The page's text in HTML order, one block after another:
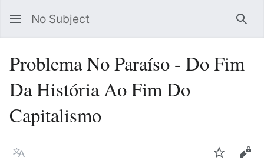
No Subject
Problema No Paraí­so - Do Fim
Da História Ao Fim Do
Capitalismo
Language Watch